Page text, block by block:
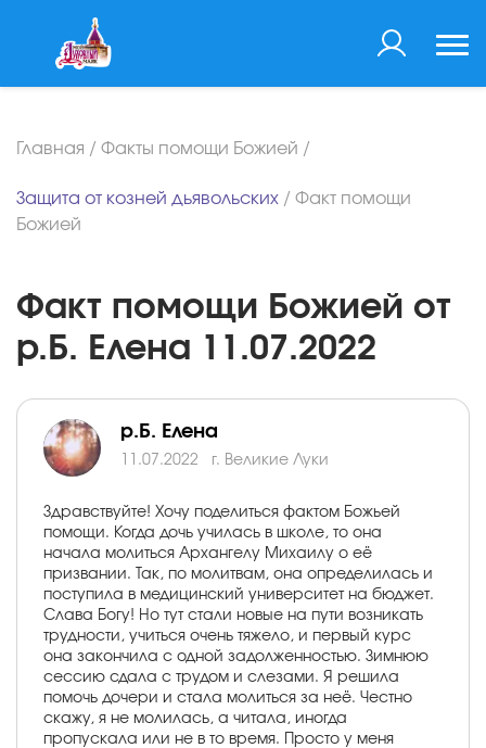
Главная / Факты помощи Божией /
Защита от козней дьявольских / Факт помощи
Божией
Факт помощи Божией от
р.Б. Елена 11.07.2022
р.Б. Елена
11.07.2022 г. Великие Луки
Здравствуйте! Хочу поделиться фактом Божьей
помощи. Когда дочь училась в школе, то она
начала молиться Архангелу Михаилу о её
призвании. Так, по молитвам, она определилась и
поступила в медицинский университет на бюджет.
Слава Богу! Но тут стали новые на пути возникать
трудности, учиться очень тяжело, и первый курс
она закончила с одной задолженностью. Зимнюю
сессию сдала с трудом и слезами. Я решила
помочь дочери и стала молиться за неё. Честно
скажу, я не молилась, а читала, иногда
пропускала или не в то время. Просто у меня